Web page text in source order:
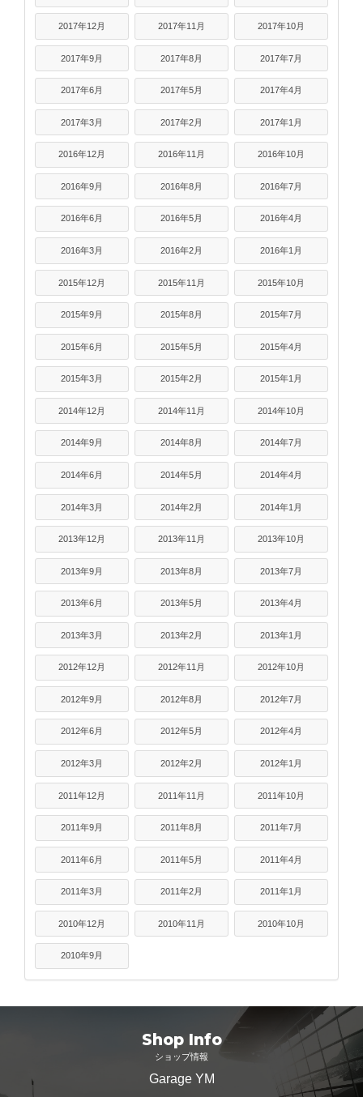
2017年12月 2017年11月 2017年10月
2017年9月 2017年8月 2017年7月
2017年6月 2017年5月 2017年4月
2017年3月 2017年2月 2017年1月
2016年12月 2016年11月 2016年10月
2016年9月 2016年8月 2016年7月
2016年6月 2016年5月 2016年4月
2016年3月 2016年2月 2016年1月
2015年12月 2015年11月 2015年10月
2015年9月 2015年8月 2015年7月
2015年6月 2015年5月 2015年4月
2015年3月 2015年2月 2015年1月
2014年12月 2014年11月 2014年10月
2014年9月 2014年8月 2014年7月
2014年6月 2014年5月 2014年4月
2014年3月 2014年2月 2014年1月
2013年12月 2013年11月 2013年10月
2013年9月 2013年8月 2013年7月
2013年6月 2013年5月 2013年4月
2013年3月 2013年2月 2013年1月
2012年12月 2012年11月 2012年10月
2012年9月 2012年8月 2012年7月
2012年6月 2012年5月 2012年4月
2012年3月 2012年2月 2012年1月
2011年12月 2011年11月 2011年10月
2011年9月 2011年8月 2011年7月
2011年6月 2011年5月 2011年4月
2011年3月 2011年2月 2011年1月
2010年12月 2010年11月 2010年10月
2010年9月
Shop Info
ショップ情報
Garage YM